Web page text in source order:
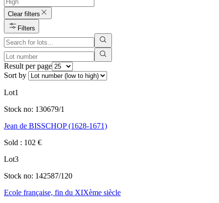
Clear filters
Filters
Result per page
Sort by
Lot1
Stock no: 130679/1
Jean de BISSCHOP (1628-1671)
Sold : 102 €
Lot3
Stock no: 142587/120
Ecole française, fin du XIXème siècle